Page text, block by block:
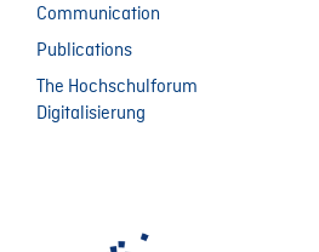
Communication
Publications
The Hochschulforum
Digitalisierung